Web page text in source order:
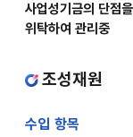
사업성기금의 단점
위탁하여 관리중
조성재원
수입 항목